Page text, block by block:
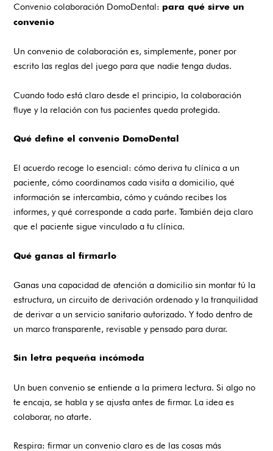
Convenio colaboración DomoDental: para qué sirve un
convenio
Un convenio de colaboración es, simplemente, poner por
escrito las reglas del juego para que nadie tenga dudas.
Cuando todo está claro desde el principio, la colaboración
fluye y la relación con tus pacientes queda protegida.
Qué define el convenio DomoDental
El acuerdo recoge lo esencial: cómo deriva tu clínica a un
paciente, cómo coordinamos cada visita a domicilio, qué
información se intercambia, cómo y cuándo recibes los
informes, y qué corresponde a cada parte. También deja claro
que el paciente sigue vinculado a tu clínica.
Qué ganas al firmarlo
Ganas una capacidad de atención a domicilio sin montar tú la
estructura, un circuito de derivación ordenado y la tranquilidad
de derivar a un servicio sanitario autorizado. Y todo dentro de
un marco transparente, revisable y pensado para durar.
Sin letra pequeña incómoda
Un buen convenio se entiende a la primera lectura. Si algo no
te encaja, se habla y se ajusta antes de firmar. La idea es
colaborar, no atarte.
Respira: firmar un convenio claro es de las cosas más